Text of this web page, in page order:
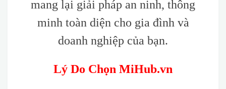
mang lại giải pháp an ninh, thông
minh toàn diện cho gia đình và
doanh nghiệp của bạn.
Lý Do Chọn MiHub.vn